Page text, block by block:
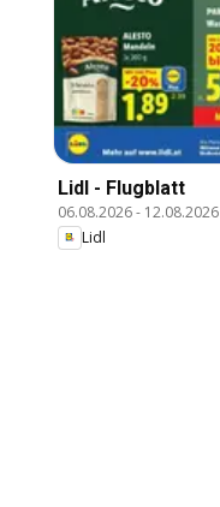
Lidl - Flugblatt
06.08.2026- 12.08.2026
Lidl